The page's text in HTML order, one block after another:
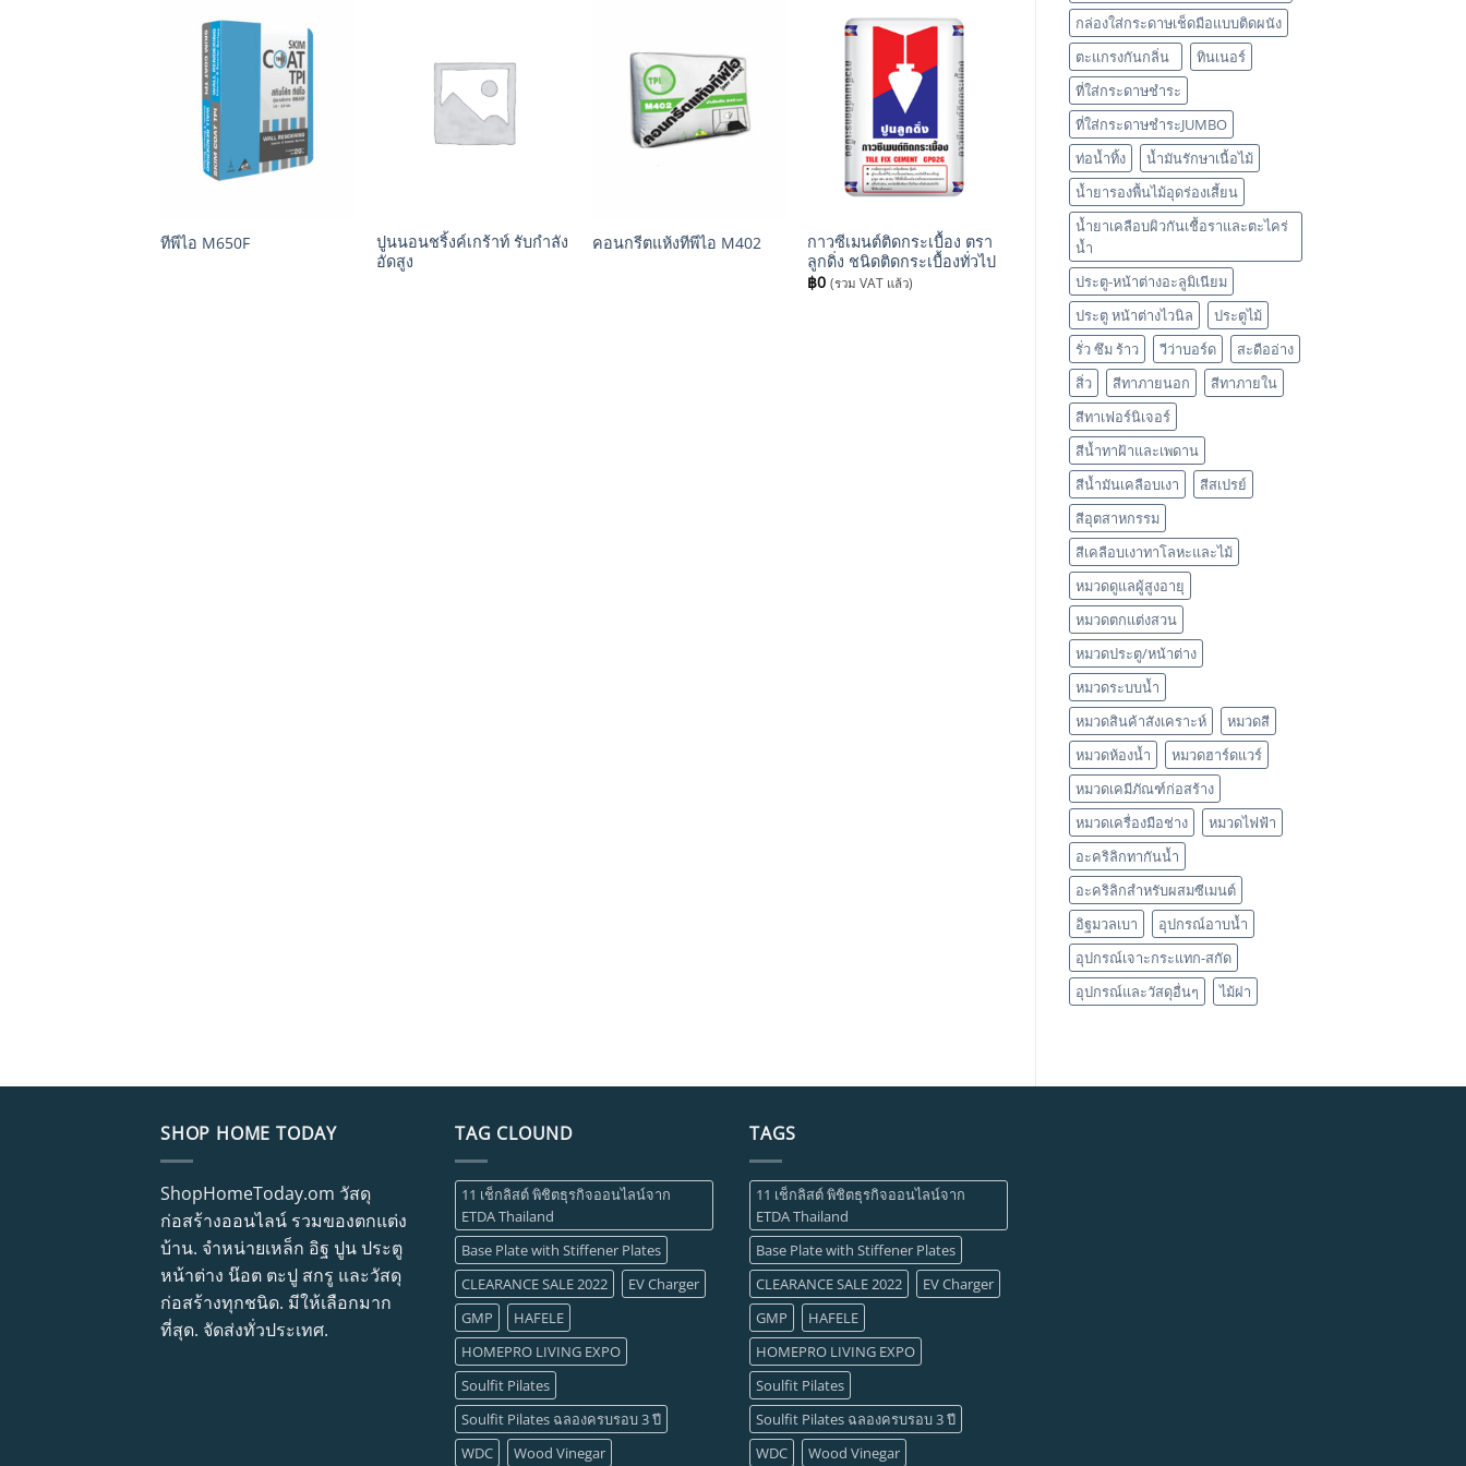
กล่องใส่กระดาษเช็ดมือแบบติดผนัง
ตะแกรงกันกลิ่น
ทินเนอร์
ที่ใส่กระดาษชำระ
ที่ใส่กระดาษชำระJUMBO
ท่อน้ำทิ้ง
น้ำมันรักษาเนื้อไม้
น้ำยารองพื้นไม้อุดร่องเสี้ยน
น้ำยาเคลือบผิวกันเชื้อราและตะไคร่
น้ำ
ประตู-หน้าต่างอะลูมิเนียม
ประตู หน้าต่างไวนิล
ประตูไม้
รั่ว ซึม ร้าว
วีว่าบอร์ด
สะดืออ่าง
สิ่ว
สีทาภายนอก
สีทาภายใน
สีทาเฟอร์นิเจอร์
สีน้ำทาฝ้าและเพดาน
สีน้ำมันเคลือบเงา
สีสเปรย์
สีอุตสาหกรรม
สีเคลือบเงาทาโลหะและไม้
หมวดดูแลผู้สูงอายุ
หมวดตกแต่งสวน
หมวดประตู/หน้าต่าง
หมวดระบบน้ำ
หมวดสินค้าสังเคราะห์
หมวดสี
หมวดห้องน้ำ
หมวดฮาร์ดแวร์
หมวดเคมีภัณฑ์ก่อสร้าง
หมวดเครื่องมือช่าง
หมวดไฟฟ้า
อะคริลิกทากันน้ำ
อะคริลิกสำหรับผสมซีเมนต์
อิฐมวลเบา
อุปกรณ์อาบน้ำ
อุปกรณ์เจาะกระแทก-สกัด
อุปกรณ์และวัสดุอื่นๆ
ไม้ฝา
ทีพีไอ M650F
ปูนนอนชริ้งค์เกร้าท์ รับกำลัง
อัดสูง
คอนกรีตแห้งทีพีไอ M402
กาวซีเมนต์ติดกระเบื้อง ตรา
ลูกดิ่ง ชนิดติดกระเบื้องทั่วไป
฿0 (รวม VAT แล้ว)
SHOP HOME TODAY
ShopHomeToday.om วัสดุ
ก่อสร้างออนไลน์ รวมของตกแต่ง
บ้าน. จำหน่ายเหล็ก อิฐ ปูน ประตู
หน้าต่าง น๊อต ตะปู สกรู และวัสดุ
ก่อสร้างทุกชนิด. มีให้เลือกมาก
ที่สุด. จัดส่งทั่วประเทศ.
TAG CLOUND
11 เช็กลิสต์ พิชิตธุรกิจออนไลน์จาก
ETDA Thailand
Base Plate with Stiffener Plates
CLEARANCE SALE 2022
EV Charger
GMP
HAFELE
HOMEPRO LIVING EXPO
Soulfit Pilates
Soulfit Pilates ฉลองครบรอบ 3 ปี
WDC
Wood Vinegar
TAGS
11 เช็กลิสต์ พิชิตธุรกิจออนไลน์จาก
ETDA Thailand
Base Plate with Stiffener Plates
CLEARANCE SALE 2022
EV Charger
GMP
HAFELE
HOMEPRO LIVING EXPO
Soulfit Pilates
Soulfit Pilates ฉลองครบรอบ 3 ปี
WDC
Wood Vinegar